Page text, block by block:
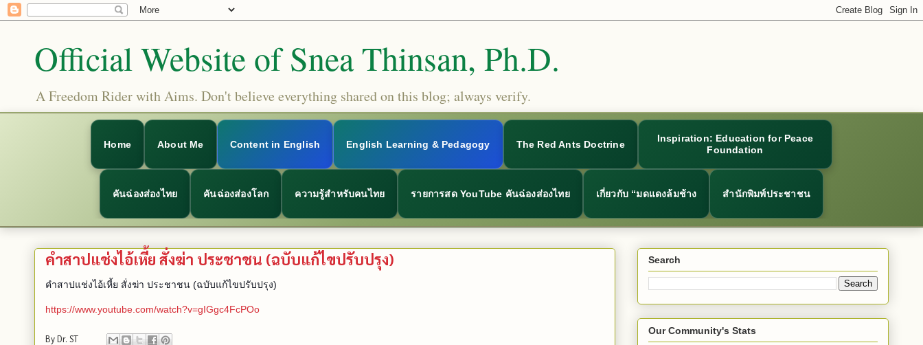
Official Website of Snea Thinsan, Ph.D.
A Freedom Rider with Aims. Don't believe everything shared on this blog; always verify.
Home About Me Content in English English Learning & Pedagogy The Red Ants Doctrine
Inspiration: Education for Peace
Foundation
คันฉ่องส่องไทย คันฉ่องส่องโลก ความรู้สำหรับคนไทย รายการสด YouTube คันฉ่องส่องไทย เกี่ยวกับ “มดแดงล้มช้าง สำนักพิมพ์ประชาชน
คำสาปแช่งไอ้เหี้ย สั่งฆ่า ประชาชน (ฉบับแก้ไขปรับปรุง)
คำสาปแช่งไอ้เหี้ย สั่งฆ่า ประชาชน (ฉบับแก้ไขปรับปรุง)
https://www.youtube.com/watch?v=gIGgc4FcPOo
ByDr. ST
Search
Our Community's Stats